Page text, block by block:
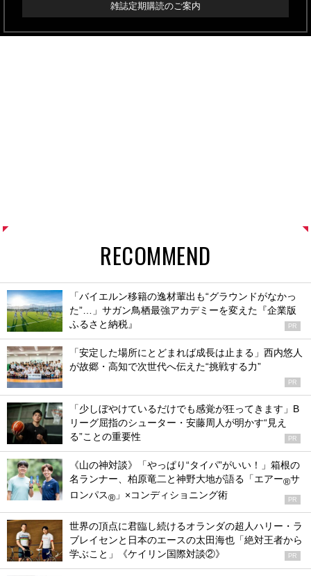
雑誌定期購読のご案内
RECOMMEND
「バイエルン移籍の逸材輩出も“グラウンドがなかっ
た”…」サガン鳥栖最強アカデミーを変えた『企業版
ふるさと納税』
PR
「安定した場所にとどまれば成長は止まる」西内悠人
が故郷・高知で次世代へ伝えた“挑戦する力”
PR
「少しぼやけているだけでも感覚が狂ってきます」B
リーグ屈指のシューター・安藤周人が明かす“見え
る”ことの重要性
PR
《山の神対談》「やっぱり“タイパ”がいい！」箱根の
名ランナー、柏原竜二と神野大地が語る「エアー®サ
ロンパス® 」×コンディショニング術 PR
世界の頂点に君臨し続けるオランダの超人ハリー・ラ
ブレイセンと日本のエースの太田海也「絶対王者から
学ぶこと」《ケイリン国際対談②》
PR